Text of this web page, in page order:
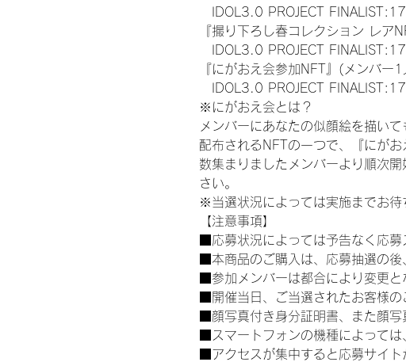
IDOL3.0 PROJECT
『撮り下ろし春コレクション レア
IDOL3.0 PROJECT FINALIST:17
『にがおえ会参加NFT』(メンバー
IDOL3.0 PROJECT
※にがおえ会とは？
メンバーにあなたの似顔絵を描い
配布されるNFTの一つで、『にが
数集まりましたメンバーより順次
さい。
※当選状況によっては実施までお待
【注意事項】
■応募状況によっては予告なく応
■本商品のご購入は、応募抽選の後
■参加メンバーは都合により変更
■開催当日、ご当選されたお客様の
■顔写真付き身分証明書、また顔
■スマートフォンの機種によっては
■アクセスが集中すると応募サイ